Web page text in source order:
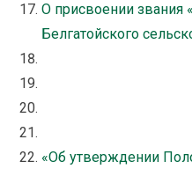
О присвоении звания
Белгатойского
«Об утверждении